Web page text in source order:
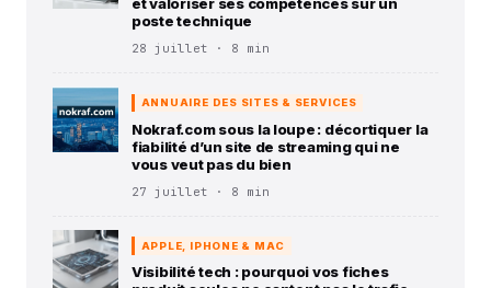
poste technique
28 juillet · 8 min
ANNUAIRE DES SITES & SERVICES
Nokraf.com sous la loupe : décortiquer la
fiabilité d’un site de streaming qui ne
vous veut pas du bien
27 juillet · 8 min
APPLE, IPHONE & MAC
Visibilité tech : pourquoi vos fiches